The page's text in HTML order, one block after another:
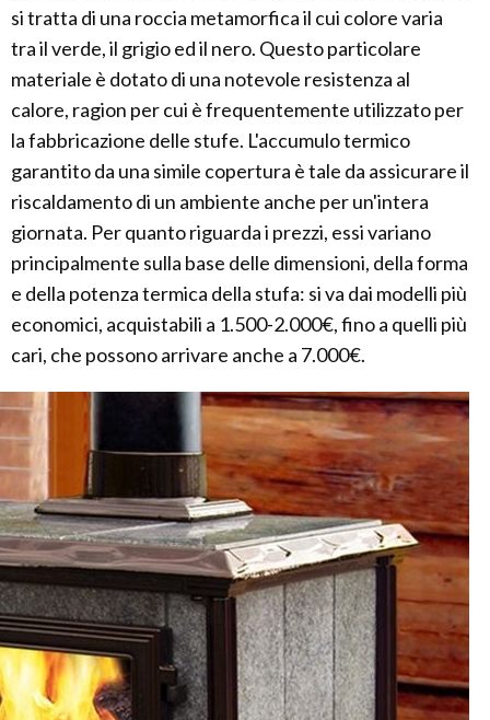
si tratta di una roccia metamorfica il cui colore varia
tra il verde, il grigio ed il nero. Questo particolare
materiale è dotato di una notevole resistenza al
calore, ragion per cui è frequentemente utilizzato per
la fabbricazione delle stufe. L'accumulo termico
garantito da una simile copertura è tale da assicurare il
riscaldamento di un ambiente anche per un'intera
giornata. Per quanto riguarda i prezzi, essi variano
principalmente sulla base delle dimensioni, della forma
e della potenza termica della stufa: si va dai modelli più
economici, acquistabili a 1.500-2.000€, fino a quelli più
cari, che possono arrivare anche a 7.000€.